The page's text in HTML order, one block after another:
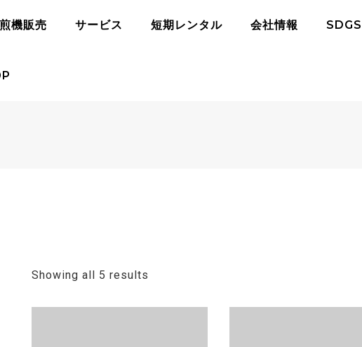
機販売 サービス 短期レンタル 会社情報 SDGS
Showing all 5 results